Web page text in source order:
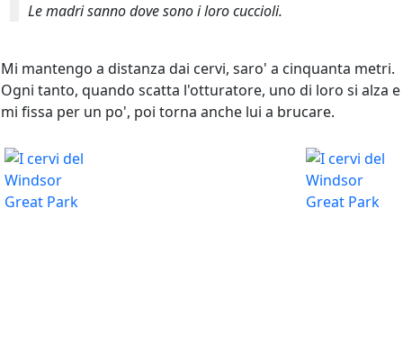
Le madri sanno dove sono i loro cuccioli.
Mi mantengo a distanza dai cervi, saro' a cinquanta metri.
Ogni tanto, quando scatta l'otturatore, uno di loro si alza e
mi fissa per un po', poi torna anche lui a brucare.